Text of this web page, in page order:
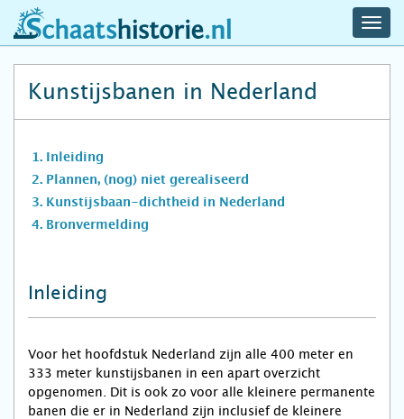
schaatshistorie.nl
Kunstijsbanen in Nederland
Inleiding
Plannen, (nog) niet gerealiseerd
Kunstijsbaan-dichtheid in Nederland
Bronvermelding
Inleiding
Voor het hoofdstuk Nederland zijn alle 400 meter en
333 meter kunstijsbanen in een apart overzicht
opgenomen. Dit is ook zo voor alle kleinere permanente
banen die er in Nederland zijn inclusief de kleinere